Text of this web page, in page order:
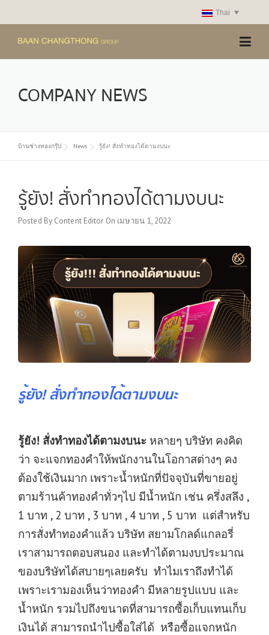
Thai
COMPANY NEWS
บ้านช่างทองกรุ๊ป News รู้ยัง! สั่งทำทองได้ตามงบนะ
รู้ยัง! สั่งทำทองได้ตามงบนะ
Posted By Content Editor On เมษายน 1, 2022
รู้ยัง! สั่งทำทองได้ตามงบนะ
รู้ยัง! สั่งทำทองได้ตามงบนะ หลายๆ บริษัท คงคิด
ว่า จะแจกทองคำให้พนักงานในโอกาสต่างๆ คง
ต้องใช้เงินมาก เพราะน้ำหนักที่ปัจจุบันที่ขายอยู่
ตามร้านค้าทองคำทั่วๆไป มีน้ำหนัก เช่น ครึ่งสลึง ,
1 บาท , 2 บาท , 3 บาท , 4 บาท , 5 บาท แต่สำหรับ
การสั่งทำทองคำแล้ว บริษัท สยามโกลด์แกลอรี่
เราสามารถตอบสนอง และทำได้ตามงบประมาณ
ของบริษัทได้สบายๆเลยครับ ทำไมเราถึงทำได้
เพราะเรามองเห็นว่าทองคำ มีหลายรูปแบบ และ
น้ำหนัก รวมไปถึงขนาดที่สามารถซื้อเก็บแทนเก็บ
เงินได้ สามารถนำไปซื้อใส่ได้ หรือซื้อแจกหนัก